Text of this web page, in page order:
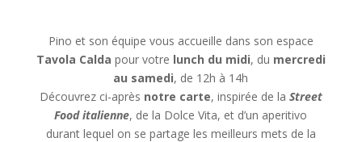
Pino et son équipe vous accueille dans son espace
Tavola Calda pour votre lunch du midi, du mercredi
au samedi, de 12h à 14h
Découvrez ci-après notre carte, inspirée de la Street
Food italienne, de la Dolce Vita, et d’un aperitivo
durant lequel on se partage les meilleurs mets de la